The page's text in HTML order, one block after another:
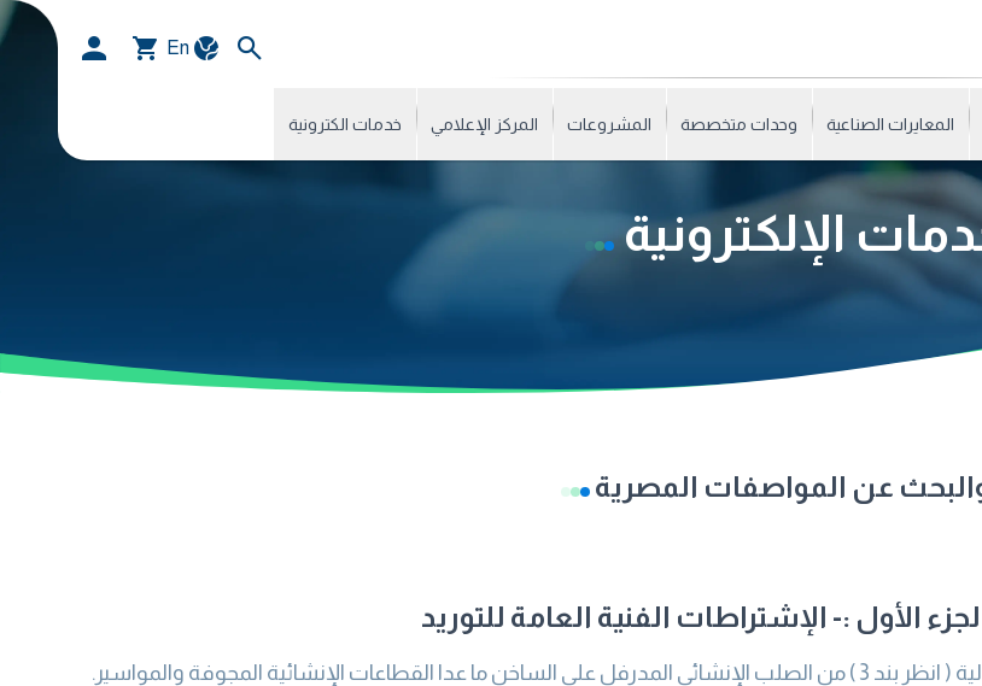
En
المعايرات الصناعية وحدات متخصصة المشروعات المركز الإعلامي خدمات الكترونية
الإلكترونية
عن المواصفات المصرية
الأول :- الإشتراطات الفنية العامة للتوريد
يختص هذا الجزء من المواصفة بمتطلبات المنتجات المسطحة والطولية ( انظر بند 3 ) من الصلب الإنشائى المدرفل على الساخن ما عدا القطاعات الإنشائية المجوفة والمواسير.